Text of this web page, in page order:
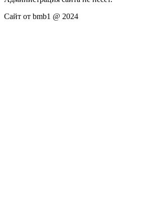
Сайт от bmb1 @ 2024